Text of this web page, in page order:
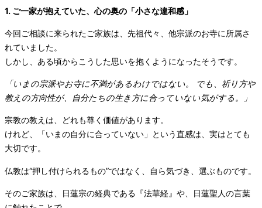
1. ご一家が抱えていた、心の奥の「小さな違和感」
今回ご相談に来られたご家族は、先祖代々、他宗派のお寺に所属さ
れていました。
しかし、ある頃からこうした思いを抱くようになったそうです。
「いまの宗派やお寺に不満があるわけではない。 でも、祈り方や
教えの方向性が、自分たちの生き方に合っていない気がする。」
宗教の教えは、どれも尊く価値があります。
けれど、「いまの自分に合っていない」という直感は、実はとても
大切です。
仏教は“押し付けられるもの”ではなく、自ら気づき、選ぶものです。
そのご家族は、日蓮宗の経典である『法華経』や、日蓮聖人の言葉